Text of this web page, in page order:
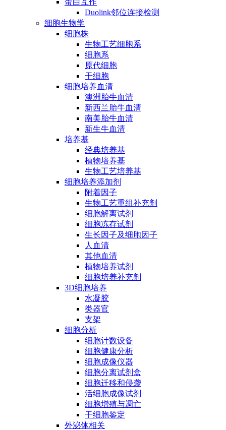
蛋白互作
Duolink邻位连接检测
细胞生物学
细胞株
生物工艺细胞系
细胞系
原代细胞
干细胞
细胞培养血清
澳洲胎牛血清
新西兰胎牛血清
南美胎牛血清
新生牛血清
培养基
经典培养基
植物培养基
生物工艺培养基
细胞培养添加剂
附着因子
生物工艺重组补充剂
细胞解离试剂
细胞冻存试剂
生长因子及细胞因子
人血清
其他血清
植物培养试剂
细胞培养补充剂
3D细胞培养
水凝胶
类器官
支架
细胞分析
细胞计数设备
细胞健康分析
细胞成像仪器
细胞分离试剂盒
细胞迁移和侵袭
活细胞成像试剂
细胞增殖与凋亡
干细胞鉴定
外泌体相关